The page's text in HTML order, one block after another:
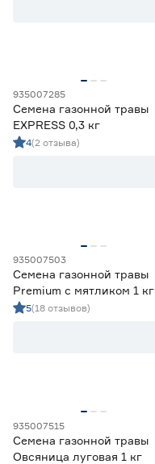
935007285
Семена газонной травы
EXPRESS 0,3 кг
4(2 отзыва)
935007503
Семена газонной травы
Premium с мятликом 1 кг
5(18 отзывов)
935007515
Семена газонной травы
Овсяница луговая 1 кг